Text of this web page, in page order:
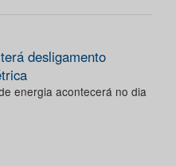
desligamento
energia acontecerá no dia